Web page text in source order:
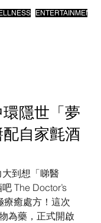
ENTERTAINMENT
隱世「夢
自家氈酒
到想「睇醫
The Doctor’s
療癒處方！這次
為藥，正式開啟